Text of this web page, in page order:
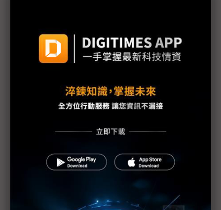
速達成合規與差異化
量子韌性：以PQC後量子密碼學保護全球網路設備供
從韌體到信任根：快閃記憶體成為伺服器安全的關鍵
建構信任基石：運用安全快閃記憶體實現車用系統的
韌體攻擊全面升級 平台韌體復原成為關鍵防線